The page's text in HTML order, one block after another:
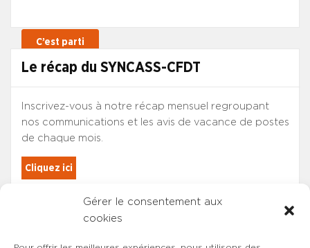
Gérer le consentement aux
cookies
Le récap du SYNCASS-CFDT
Inscrivez-vous à notre récap mensuel regroupant
nos communications et les avis de vacance de postes
de chaque mois.
Cliquez ici
Les adhérents du SYNCASS-CFDT
sont automatiquement inscrits.